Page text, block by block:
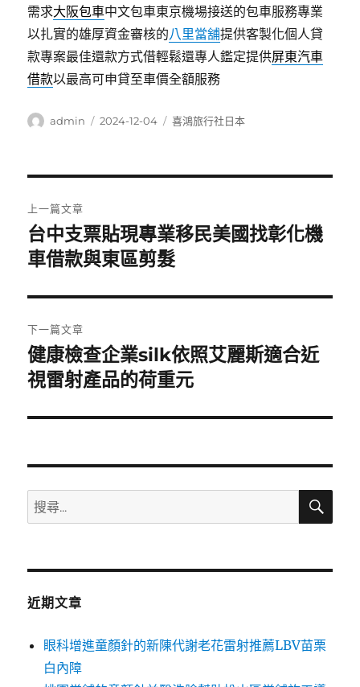
需求大阪包車中文包車東京機場接送的包車服務專業
以扎實的雄厚資金審核的八里當舖提供客製化個人貸
款專案最佳還款方式借輕鬆還專人鑑定提供屏東汽車
借款以最高可申貸至車價全額服務
作
admin
發
2024-12-04
分
喜鴻旅行社日本
章
導
覽
上一篇文章
上
一
文
章:
台中支票貼現專業移民美國找彰化機
車借款與東區剪髮
下一篇文章
下
一
文
健康檢查企業silk依照艾麗斯適合近
視雷射產品的荷重元
搜
尋
鍵
搜
近期文章
眼科增進童顏針的新陳代謝老花雷射推薦LBV苗栗
白內障